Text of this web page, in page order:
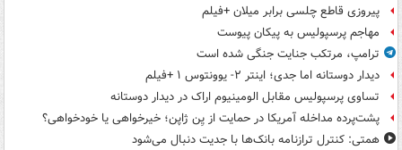
پیروزی قاطع چلسی برابر میلان +فیلم
مهاجم پرسپولیس به پیکان پیوست
ترامپ، مرتکب جنایت جنگی شده است
دیدار دوستانه اما جدی؛ اینتر ۲- یوونتوس ۱ +فیلم
تساوی پرسپولیس مقابل الومینیوم اراک در دیدار دوستانه
پشت‌پرده مداخله آمریکا در حمایت از یِن ژاپن؛ خیرخواهی یا خودخواهی؟
همتی: کنترل ترازنامه بانک‌ها با جدیت دنبال می‌شود